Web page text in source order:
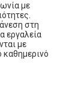
με
στη
εργαλεία
με
καθημερινό